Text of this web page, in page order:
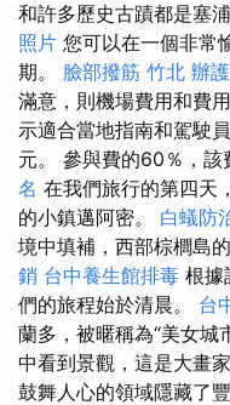
和許多歷史古蹟都是塞
照片 您可以在一個非常
期。 臉部撥筋 竹北 辦
滿意，則機場費用和費
示適合當地指南和駕駛
元。 參與費的60％，該
名 在我們旅行的第四天
的小鎮邁阿密。 白蟻防
境中填補，西部棕櫚島
銷 台中養生館排毒 根據
們的旅程始於清晨。 台
蘭多，被暱稱為“美女城
中看到景觀，這是大畫
鼓舞人心的領域隱藏了